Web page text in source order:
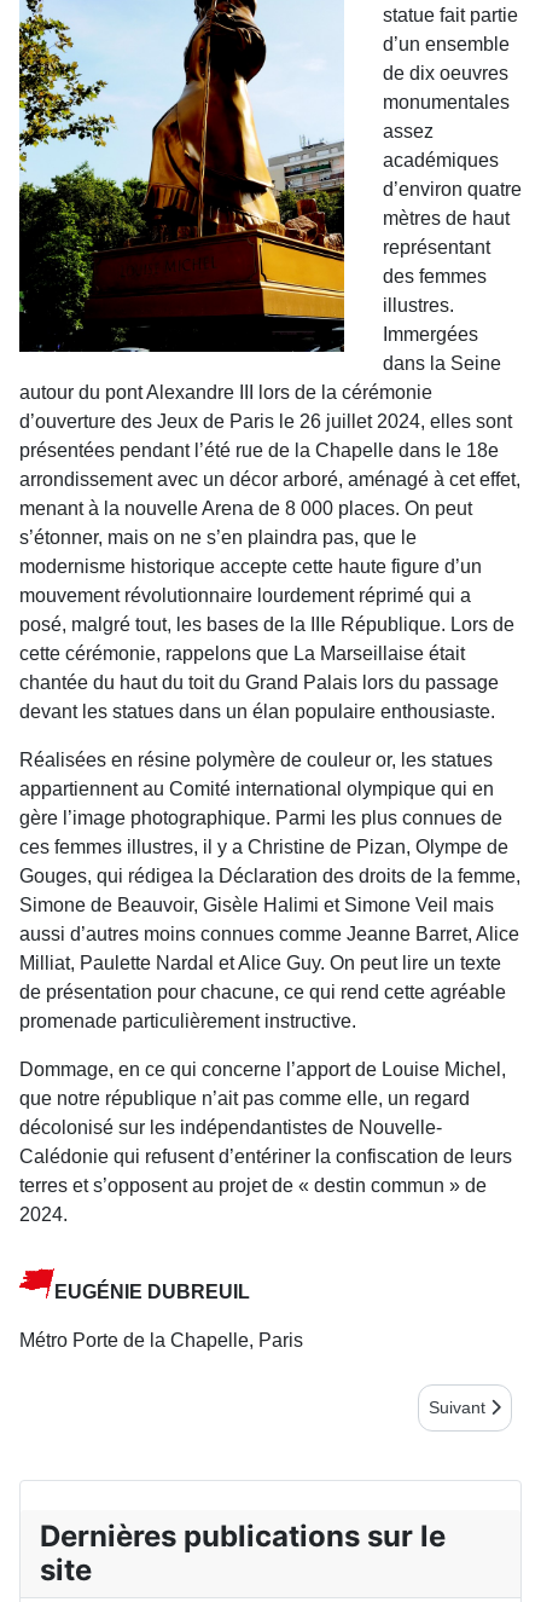
statue fait partie
d’un ensemble
de dix oeuvres
monumentales
assez
académiques
d’environ quatre
mètres de haut
représentant
des femmes
illustres.
Immergées
dans la Seine
autour du pont Alexandre III lors de la cérémonie
d’ouverture des Jeux de Paris le 26 juillet 2024, elles sont
présentées pendant l’été rue de la Chapelle dans le 18e
arrondissement avec un décor arboré, aménagé à cet effet,
menant à la nouvelle Arena de 8 000 places. On peut
s’étonner, mais on ne s’en plaindra pas, que le
modernisme historique accepte cette haute figure d’un
mouvement révolutionnaire lourdement réprimé qui a
posé, malgré tout, les bases de la IIIe République. Lors de
cette cérémonie, rappelons que La Marseillaise était
chantée du haut du toit du Grand Palais lors du passage
devant les statues dans un élan populaire enthousiaste.
Réalisées en résine polymère de couleur or, les statues
appartiennent au Comité international olympique qui en
gère l’image photographique. Parmi les plus connues de
ces femmes illustres, il y a Christine de Pizan, Olympe de
Gouges, qui rédigea la Déclaration des droits de la femme,
Simone de Beauvoir, Gisèle Halimi et Simone Veil mais
aussi d’autres moins connues comme Jeanne Barret, Alice
Milliat, Paulette Nardal et Alice Guy. On peut lire un texte
de présentation pour chacune, ce qui rend cette agréable
promenade particulièrement instructive.
Dommage, en ce qui concerne l’apport de Louise Michel,
que notre république n’ait pas comme elle, un regard
décolonisé sur les indépendantistes de Nouvelle-
Calédonie qui refusent d’entériner la confiscation de leurs
terres et s’opposent au projet de « destin commun » de
2024.
EUGÉNIE DUBREUIL
Métro Porte de la Chapelle, Paris
Article suivant
Suivant
Dernières publications sur le
site